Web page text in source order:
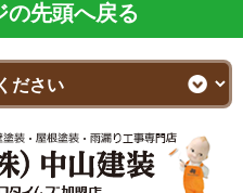
の先頭へ戻る